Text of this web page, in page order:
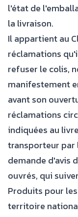
l'état de
la livraison.
Il appartient au
réclamations
refuser le colis,
manifestement
avant son
réclamations
indiquées au
transporteur par
demande d'avis
ouvrés, qui
Produits pour
territoire